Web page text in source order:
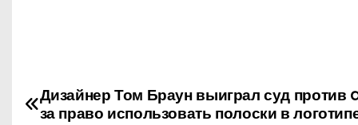
НДизайнер Том Браун выиграл суд против
за право использовать полоски в